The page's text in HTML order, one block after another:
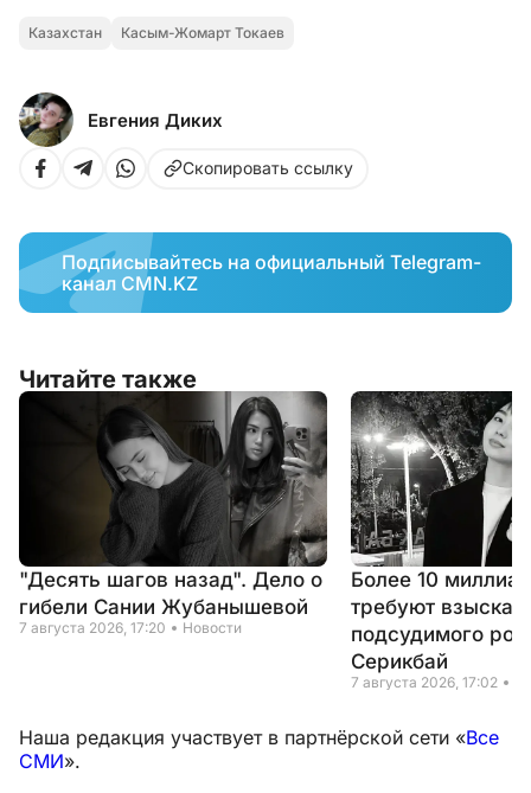
Казахстан Касым-Жомарт Токаев
Евгения Диких
Скопировать ссылку
Подписывайтесь на официальный Telegram-
канал CMN.KZ
Читайте также
"Десять шагов назад". Дело о
гибели Сании Жубанышевой
7 августа 2026, 17:20 Новости
Более 10
требуют
подсудимого
Серикбай
7 августа 2026, 17:02
Наша редакция участвует в партнёрской сети «Все
СМИ».